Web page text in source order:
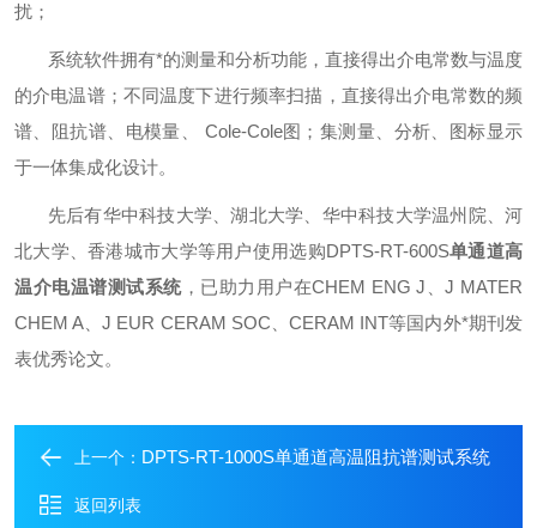
扰；
系统软件拥有*的测量和分析功能 ， 直接得出介电常数与温度
的介电温谱；不同温度下进行频率扫描， 直接得出介电常数的频
谱、阻抗谱、电模量、
Cole-Cole图 ；集测量、分析、 图标显示
于一体集成化设计。
先后有华中科技大学、湖北大学、华中科技大学温州院、河
北大学、香港城市大学等用户使用选购DPTS-RT-600S单通道高
温介电温谱测试系统，已助力用户在CHEM ENG J、J MATER
CHEM A、J EUR CERAM SOC、CERAM INT等国内外*期刊发
表优秀论文。
上一个： DPTS-RT-1000S单通道高温阻抗谱测试系统
返回列表